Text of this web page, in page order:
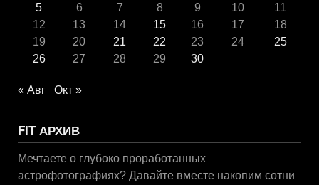
5
6 7 8 9 10
11
12
13 14 15 16 17
18
19
20 21 22 23 24
25
26
27 28 29 30
« Авг Окт »
FIT АРХИВ
Мечтаете о глубоко проработанных
астрофотографиях? Давайте вместе накопим сотни